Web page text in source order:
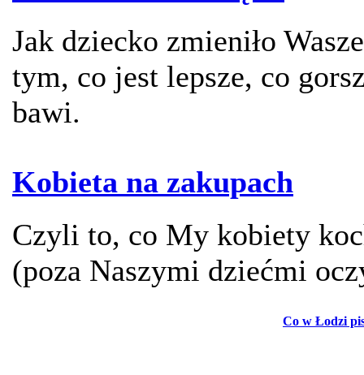
Jak dziecko zmieniło
tym, co jest lepsze, co
bawi.
Kobieta na zakupach
Czyli to, co My kobiety
(poza Naszymi dziećmi
Co w Łodzi